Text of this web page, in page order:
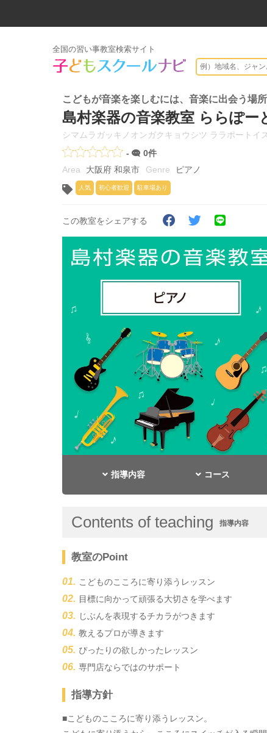
全国の習い事教室検索サイト
こどもが音楽を楽しむには、音楽に出会う場
島村楽器の音楽教室 ららぽー
シマムラガッキノオンガクキョウシツ ララポートイ
-
0件
大阪府 和泉市
ピアノ
人気 初心者歓迎 駐車場あり
この教室をシェアする
指導内容 コース
Contents of teaching 指導内容
教室のPoint
こどものこころに寄り添うレッスン
目標に向かって頑張る大切さを学べます
じぶんを表現するチカラがつきます
教えるプロが導きます
ぴったりの欲しかったレッスン
専門店ならではのサポート
指導方針
■こどものこころに寄り添うレッスン。